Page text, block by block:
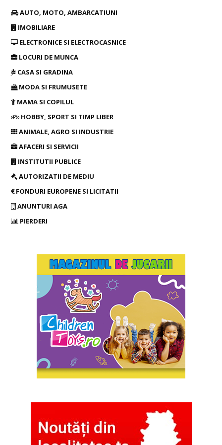
AUTO, MOTO, AMBARCATIUNI
IMOBILIARE
ELECTRONICE SI ELECTROCASNICE
LOCURI DE MUNCA
CASA SI GRADINA
MODA SI FRUMUSETE
MAMA SI COPILUL
HOBBY, SPORT SI TIMP LIBER
ANIMALE, AGRO SI INDUSTRIE
AFACERI SI SERVICII
INSTITUTII PUBLICE
AUTORIZATII DE MEDIU
FONDURI EUROPENE SI LICITATII
ANUNTURI AGA
PIERDERI